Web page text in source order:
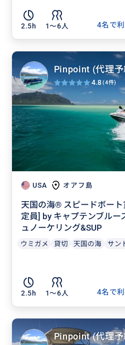
2.5h 1〜6人
4名で
USA オアフ島
天国の海® スピードボー
定員] by キャプテンブル
ュノーケリング&SUP
ウミガメ 貸切 天国の海 サン
2.5h 1〜6人
4名で
Pinpoint (代理
4.8(4件)
Pinpoint (代理